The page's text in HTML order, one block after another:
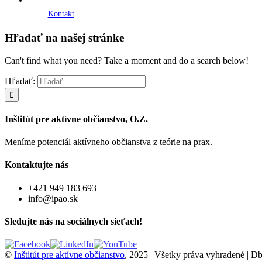
Kontakt
Hľadať na našej stránke
Can't find what you need? Take a moment and do a search below!
Hľadať:
Inštitút pre aktívne občianstvo, O.Z.
Meníme potenciál aktívneho občianstva z teórie na prax.
Kontaktujte nás
+421 949 183 693
info@ipao.sk
Sledujte nás na sociálnych sieťach!
© Inštitút pre aktívne občianstvo, 2025 | Všetky práva vyhradené |